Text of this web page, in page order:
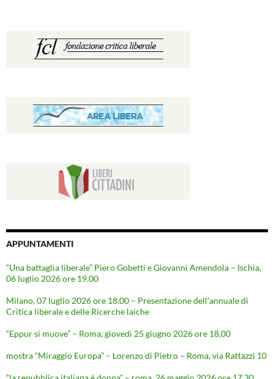
APPUNTAMENTI
“Una battaglia liberale” Piero Gobetti e Giovanni Amendola – Ischia,
06 luglio 2026 ore 19.00
Milano, 07 luglio 2026 ore 18.00 – Presentazione dell’annuale di
Critica liberale e delle Ricerche laiche
“Eppur si muove” – Roma, giovedì 25 giugno 2026 ore 18,00
mostra “Miraggio Europa” – Lorenzo di Pietro – Roma, via Rattazzi 10